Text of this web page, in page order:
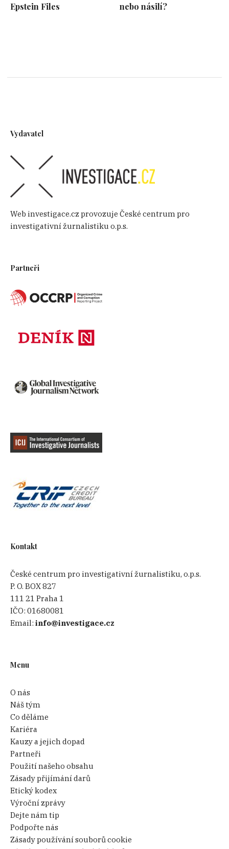
Epstein Files
nebo násilí?
Vydavatel
Web investigace.cz provozuje České centrum pro
investigativní žurnalistiku o.p.s.
Partneři
Kontakt
České centrum pro investigativní žurnalistiku, o.p.s.
P. O. BOX 827
111 21 Praha 1
IČO:01680081
Email:info@investigace.cz
Menu
O nás
Náš tým
Co děláme
Kariéra
Kauzy a jejich dopad
Partneři
Použití našeho obsahu
Zásady přijímání darů
Etický kodex
Výroční zprávy
Dejte nám tip
Podpořte nás
Zásady používání souborů cookie